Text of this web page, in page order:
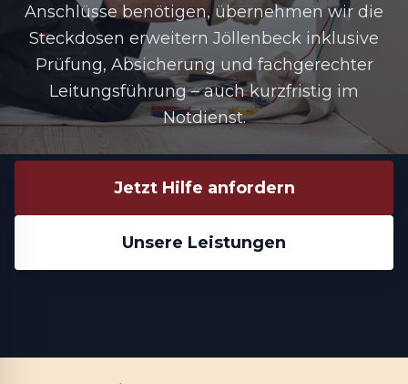
Anschlüsse benötigen, übernehmen wir die
Steckdosen erweitern Jöllenbeck inklusive
Prüfung, Absicherung und fachgerechter
Leitungsführung – auch kurzfristig im
Notdienst.
Jetzt Hilfe anfordern
Unsere Leistungen